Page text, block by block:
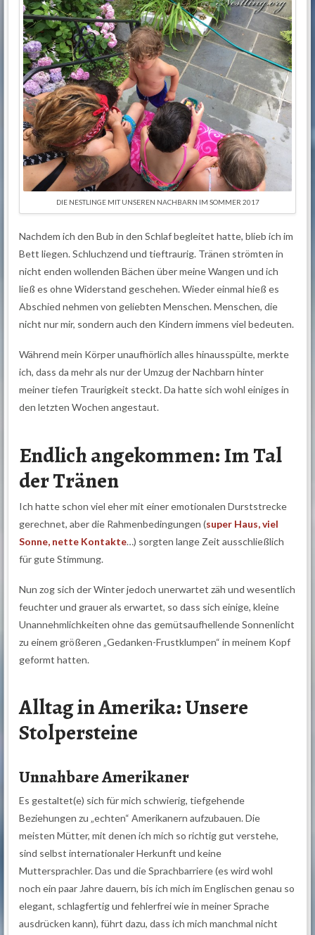
DIE NESTLINGE MIT UNSEREN NACHBARN IM SOMMER 2017
Nachdem ich den Bub in den Schlaf begleitet hatte, blieb ich im
Bett liegen. Schluchzend und tieftraurig. Tränen strömten in
nicht enden wollenden Bächen über meine Wangen und ich
ließ es ohne Widerstand geschehen. Wieder einmal hieß es
Abschied nehmen von geliebten Menschen. Menschen, die
nicht nur mir, sondern auch den Kindern immens viel bedeuten.
Während mein Körper unaufhörlich alles hinausspülte, merkte
ich, dass da mehr als nur der Umzug der Nachbarn hinter
meiner tiefen Traurigkeit steckt. Da hatte sich wohl einiges in
den letzten Wochen angestaut.
Endlich angekommen: Im Tal
der Tränen
Ich hatte schon viel eher mit einer emotionalen Durststrecke
gerechnet, aber die Rahmenbedingungen (super Haus, viel
Sonne, nette Kontakte…) sorgten lange Zeit ausschließlich
für gute Stimmung.
Nun zog sich der Winter jedoch unerwartet zäh und wesentlich
feuchter und grauer als erwartet, so dass sich einige, kleine
Unannehmlichkeiten ohne das gemütsaufhellende Sonnenlicht
zu einem größeren „Gedanken-Frustklumpen“ in meinem Kopf
geformt hatten.
Alltag in Amerika: Unsere
Stolpersteine
Unnahbare Amerikaner
Es gestaltet(e) sich für mich schwierig, tiefgehende
Beziehungen zu „echten“ Amerikanern aufzubauen. Die
meisten Mütter, mit denen ich mich so richtig gut verstehe,
sind selbst internationaler Herkunft und keine
Muttersprachler. Das und die Sprachbarriere (es wird wohl
noch ein paar Jahre dauern, bis ich mich im Englischen genau so
elegant, schlagfertig und fehlerfrei wie in meiner Sprache
ausdrücken kann), führt dazu, dass ich mich manchmal nicht